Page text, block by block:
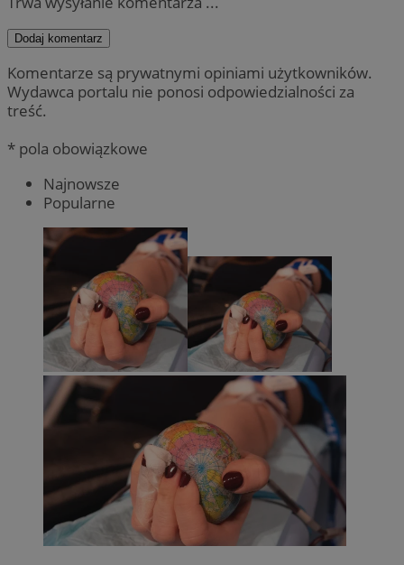
Dodaj komentarz
Komentarze są prywatnymi opiniami użytkowników.
Wydawca portalu nie ponosi odpowiedzialności za
treść.
* pola obowiązkowe
Najnowsze
Popularne